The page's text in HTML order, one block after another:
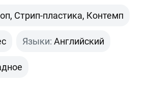
Стрип-пластика, Контемп
Языки: Английский